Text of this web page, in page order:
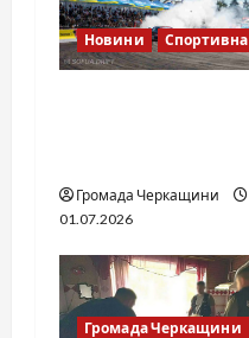
i
o
Новини Спортивна
Громада Черкащини
01.07.2026
Громада Черкащини